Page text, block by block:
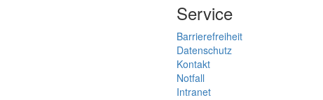
Service
Barrierefreiheit
Datenschutz
Kontakt
Notfall
Intranet